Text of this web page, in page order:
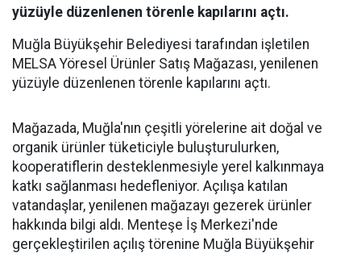
yüzüyle düzenlenen törenle kapılarını açtı.
Muğla Büyükşehir Belediyesi tarafından işletilen
MELSA Yöresel Ürünler Satış Mağazası, yenilenen
yüzüyle düzenlenen törenle kapılarını açtı.
Mağazada, Muğla'nın çeşitli yörelerine ait doğal ve
organik ürünler tüketiciyle buluşturulurken,
kooperatiflerin desteklenmesiyle yerel kalkınmaya
katkı sağlanması hedefleniyor. Açılışa katılan
vatandaşlar, yenilenen mağazayı gezerek ürünler
hakkında bilgi aldı. Menteşe İş Merkezi'nde
gerçekleştirilen açılış törenine Muğla Büyükşehir